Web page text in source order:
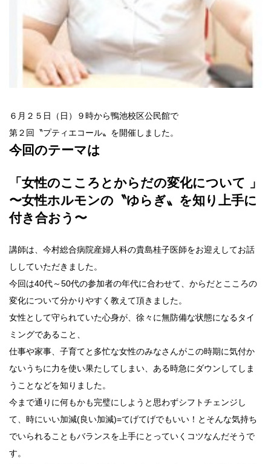
６月２５日（日）９時から鴨池校区公民館で
第２回〝プティエコール〟を開催しました。
今回のテーマは
「女性のこころとからだの変化について 」
〜女性ホルモンの〝ゆらぎ〟を知り上手に
付き合おう〜
講師は、今村総合病院産婦人科の貴島桂子医師をお迎えしてお話
ししていただきました。
今回は40代～50代の参加者の年代に合わせて、からだとこころの
変化について分かりやすく教えて頂きました。
女性として守られていた心身が、徐々に無防備な状態になるタイ
ミングであること、
仕事や家事、子育てと多忙な女性のみなさんがこの時期に気付か
ないうちに力を使い果たしてしまい、ある時急にダウンしてしま
うことなどを知りました。
今まで通りに何もかも完璧にしようと思わずシフトチェンジし
て、時にいい加減(良い加減)=てげてげでもいい！とそんな気持ち
でいられることもバランスを上手にとっていくコツなんだそうで
す。